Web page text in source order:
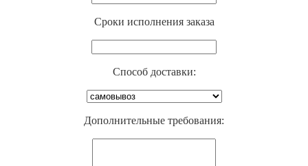
Cроки исполнения заказа
Способ доставки:
Дополнительные требования: